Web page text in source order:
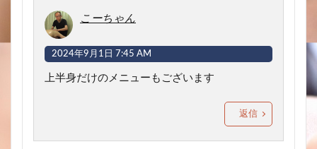
こーちゃん
2024年9月1日 7:45 AM
上半身だけのメニューもございます
返信